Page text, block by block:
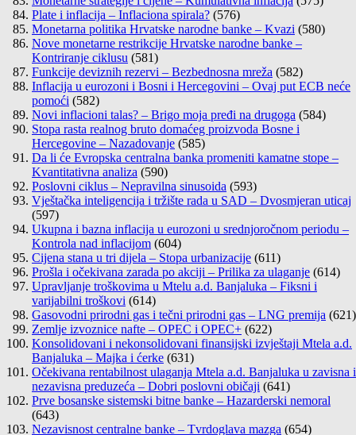
Plate i inflacija – Inflaciona spirala? (576)
Monetarna politika Hrvatske narodne banke – Kvazi (580)
Nove monetarne restrikcije Hrvatske narodne banke –
Kontriranje ciklusu (581)
Funkcije deviznih rezervi – Bezbednosna mreža (582)
Inflacija u eurozoni i Bosni i Hercegovini – Ovaj put ECB neće
pomoći (582)
Novi inflacioni talas? – Brigo moja pređi na drugoga (584)
Stopa rasta realnog bruto domaćeg proizvoda Bosne i
Hercegovine – Nazadovanje (585)
Da li će Evropska centralna banka promeniti kamatne stope –
Kvantitativna analiza (590)
Poslovni ciklus – Nepravilna sinusoida (593)
Vještačka inteligencija i tržište rada u SAD – Dvosmjeran uticaj
(597)
Ukupna i bazna inflacija u eurozoni u srednjoročnom periodu –
Kontrola nad inflacijom (604)
Cijena stana u tri dijela – Stopa urbanizacije (611)
Prošla i očekivana zarada po akciji – Prilika za ulaganje (614)
Upravljanje troškovima u Mtelu a.d. Banjaluka – Fiksni i
varijabilni troškovi (614)
Gasovodni prirodni gas i tečni prirodni gas – LNG premija (621)
Zemlje izvoznice nafte – OPEC i OPEC+ (622)
Konsolidovani i nekonsolidovani finansijski izvještaji Mtela a.d.
Banjaluka – Majka i ćerke (631)
Očekivana rentabilnost ulaganja Mtela a.d. Banjaluka u zavisna i
nezavisna preduzeća – Dobri poslovni običaji (641)
Prve bosanske sistemski bitne banke – Hazarderski nemoral
(643)
Nezavisnost centralne banke – Tvrdoglava mazga (654)